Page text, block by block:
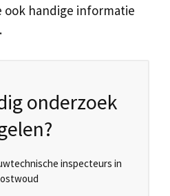
ook handige informatie
.
onderzoek
inspecteurs in